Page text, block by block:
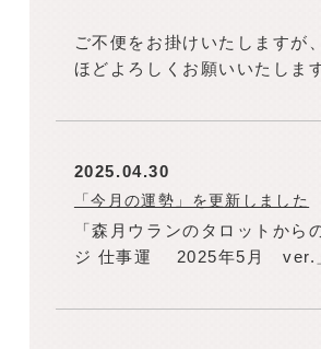
ご不便をお掛けいたしますが
ほどよろしくお願いいたしま
2025.04.30
「今月の運勢」を更新しました
「森月ウランのタロットから
ジ 仕事運 2025年5月 ver.